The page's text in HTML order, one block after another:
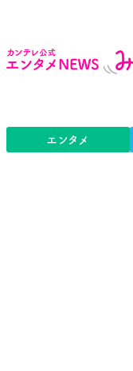
エンタメ